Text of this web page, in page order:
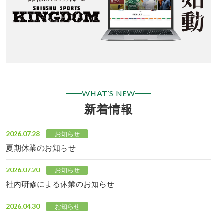
新着情報
WHAT’S NEW
2026.07.28 お知らせ
夏期休業のお知らせ
2026.07.20 お知らせ
社内研修による休業のお知らせ
2026.04.30 お知らせ